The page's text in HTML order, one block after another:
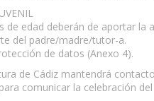
de edad deberán de aportar
del padre/madre/tutor-a.
de datos (Anexo 4).
de Cádiz mantendrá
comunicar la celebración